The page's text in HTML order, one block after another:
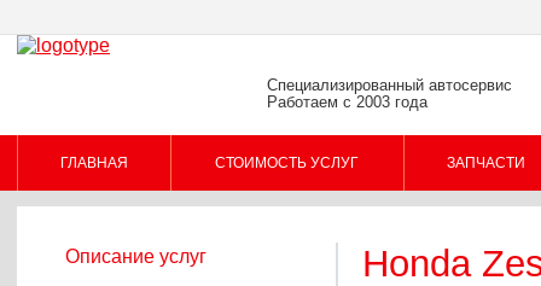
Специализированный автосервис
Работаем с 2003 года
ГЛАВНАЯ СТОИМОСТЬ УСЛУГ ЗАПЧАСТИ
Описание услуг Honda